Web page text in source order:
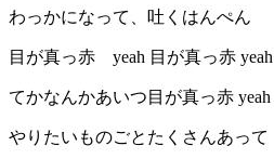
わっかになって、吐くはんぺん
目が真っ赤 yeah 目が真っ赤 yeah
てかなんかあいつ目が真っ赤 yeah
やりたいものごとたくさんあって